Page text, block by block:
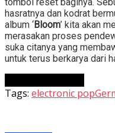
hasratnya dan kodrat
album ‘Bloom’ kita akan
merasakan proses
suka citanya yang
untuk terus berkarya dari
Tags: electronic pop